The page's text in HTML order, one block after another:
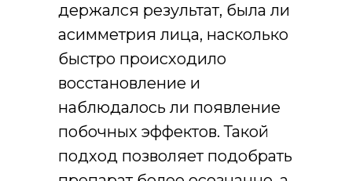
держался результат, была ли
асимметрия лица, насколько
быстро происходило
восстановление и
наблюдалось ли появление
побочных эффектов. Такой
подход позволяет подобрать